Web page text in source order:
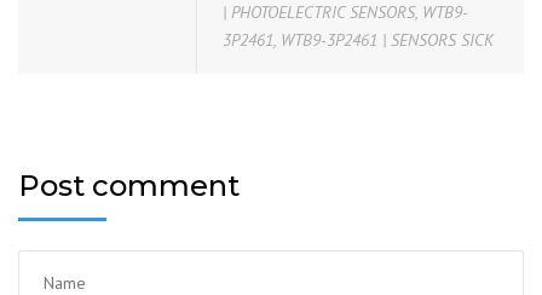
| PHOTOELECTRIC SENSORS, WTB9-
3P2461, WTB9-3P2461 | SENSORS SICK
Post comment